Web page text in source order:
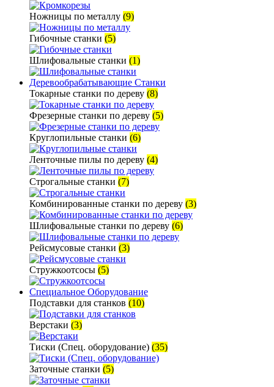
Ножницы по металлу (9)
Гибочные станки (5)
Шлифовальные станки (1)
Деревообрабатывающие Станки
Токарные станки по дереву (8)
Фрезерные станки по дереву (5)
Круглопильные станки (6)
Ленточные пилы по дереву (4)
Строгальные станки (7)
Комбинированные станки по дереву (3)
Шлифовальные станки по дереву (6)
Рейсмусовые станки (3)
Стружкоотсосы (5)
Специальное Оборудование
Подставки для станков (10)
Верстаки (3)
Тиски (Спец. оборудование) (35)
Заточные станки (5)